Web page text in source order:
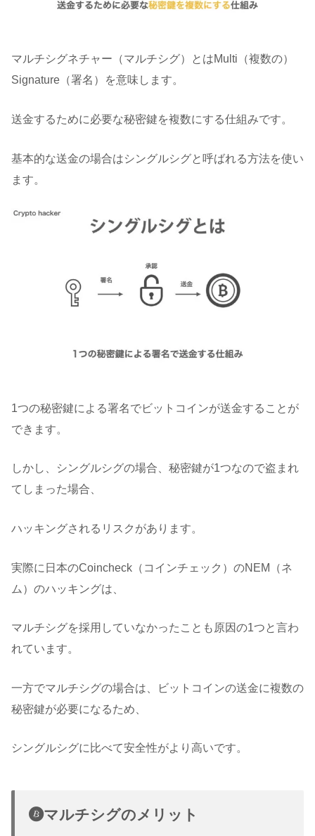
マルチシグネチャー（マルチシグ）とはMulti（複数の）
Signature（署名）を意味します。
送金するために必要な秘密鍵を複数にする仕組みです。
基本的な送金の場合はシングルシグと呼ばれる方法を使い
ます。
1つの秘密鍵による署名でビットコインが送金することが
できます。
しかし、シングルシグの場合、秘密鍵が1つなので盗まれ
てしまった場合、
ハッキングされるリスクがあります。
実際に日本のCoincheck（コインチェック）のNEM（ネ
ム）のハッキングは、
マルチシグを採用していなかったことも原因の1つと言わ
れています。
一方でマルチシグの場合は、ビットコインの送金に複数の
秘密鍵が必要になるため、
シングルシグに比べて安全性がより高いです。
マルチシグのメリット